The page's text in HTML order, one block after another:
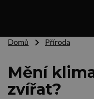
Domů Příroda
Mění
zvířat?